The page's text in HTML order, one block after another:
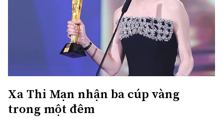
Xa Thi Mạn nhận ba cúp vàng
trong một đêm